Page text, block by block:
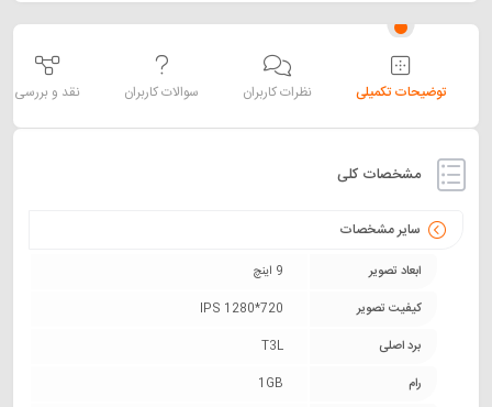
توضیحات تکمیلی نظرات کاربران سوالات کاربران نقد و بررسی
مشخصات کلی
سایر مشخصات
ابعاد تصویر
9 اینچ
کیفیت تصویر
IPS 1280*720
برد اصلی
T3L
رام
1GB